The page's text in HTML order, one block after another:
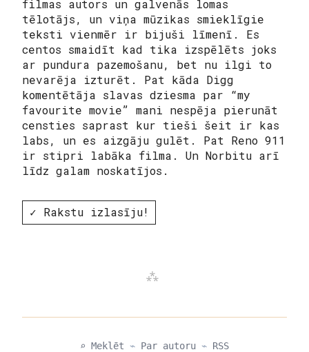
filmas autors un galvenās lomas
tēlotājs, un viņa mūzikas smieklīgie
teksti vienmēr ir bijuši līmenī. Es
centos smaidīt kad tika izspēlēts joks
ar pundura pazemošanu, bet nu ilgi to
nevarēja izturēt. Pat kāda Digg
komentētāja slavas dziesma par “my
favourite movie” mani nespēja pierunāt
censties saprast kur tieši šeit ir kas
labs, un es aizgāju gulēt. Pat Reno 911
ir stipri labāka filma. Un Norbitu arī
līdz galam noskatījos.
✓ Rakstu izlasīju!
⌕ Meklēt ⌁ Par autoru ⌁ RSS